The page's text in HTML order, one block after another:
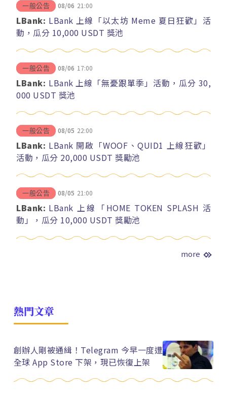
一般公告 08/06 21:00
LBank: LBank 上線「以太坊 Meme 夏日狂歡」活
動，瓜分 10,000 USDT 獎池
一般公告 08/06 17:00
LBank: LBank 上線「無憂跟單季」活動，瓜分 30,
000 USDT 獎池
一般公告 08/05 22:00
LBank: LBank 開啟「WOOF、QUID1 上線狂歡」
活動，瓜分 20,000 USDT 獎勵池
一般公告 08/05 21:00
LBank: LBank 上線「HOME TOKEN SPLASH 活
動」，瓜分 10,000 USDT 獎勵池
more
熱門文章
創辦人剛被通緝！Telegram 今早一度遭
全球 App Store 下架，現已恢復上架